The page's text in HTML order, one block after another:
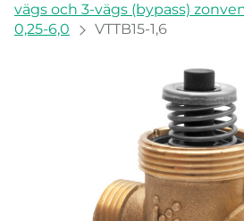
vägs och 3-vägs (bypass)
0,25-6,0
VTTB15-1,6